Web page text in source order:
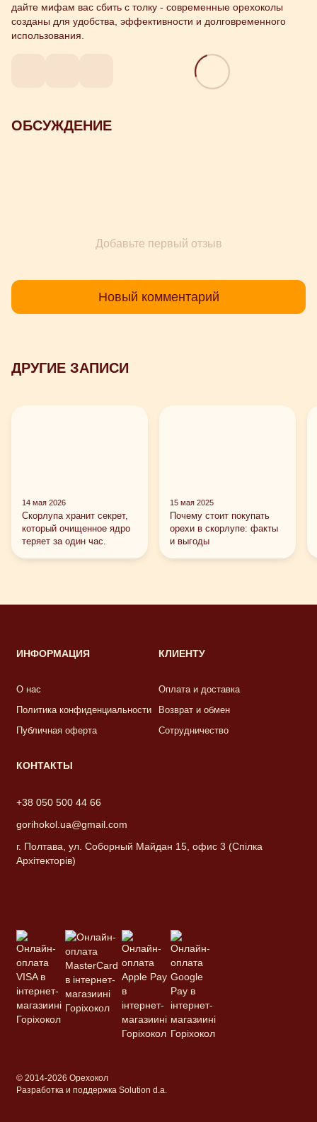
дайте мифам вас сбить с толку - современные орехоколы
созданы для удобства, эффективности и долговременного
использования.
ОБСУЖДЕНИЕ
Добавьте первый отзыв
Новый комментарий
ДРУГИЕ ЗАПИСИ
14 мая 2026
Скорлупа хранит секрет,
который очищенное ядро ​​
теряет за один час.
15 мая 2025
Почему стоит покупать
орехи в скорлупе: факты
и выгоды
ИНФОРМАЦИЯ
О нас
Политика конфиденциальности
Публичная оферта
КЛИЕНТУ
Оплата и доставка
Возврат и обмен
Сотрудничество
КОНТАКТЫ
+38 050 500 44 66
gorihokol.ua@gmail.com
г. Полтава, ул. Соборный Майдан 15, офис 3 (Спілка
Архітекторів)
© 2014-2026 Орехокол
Разработка и поддержка Solution d.a.